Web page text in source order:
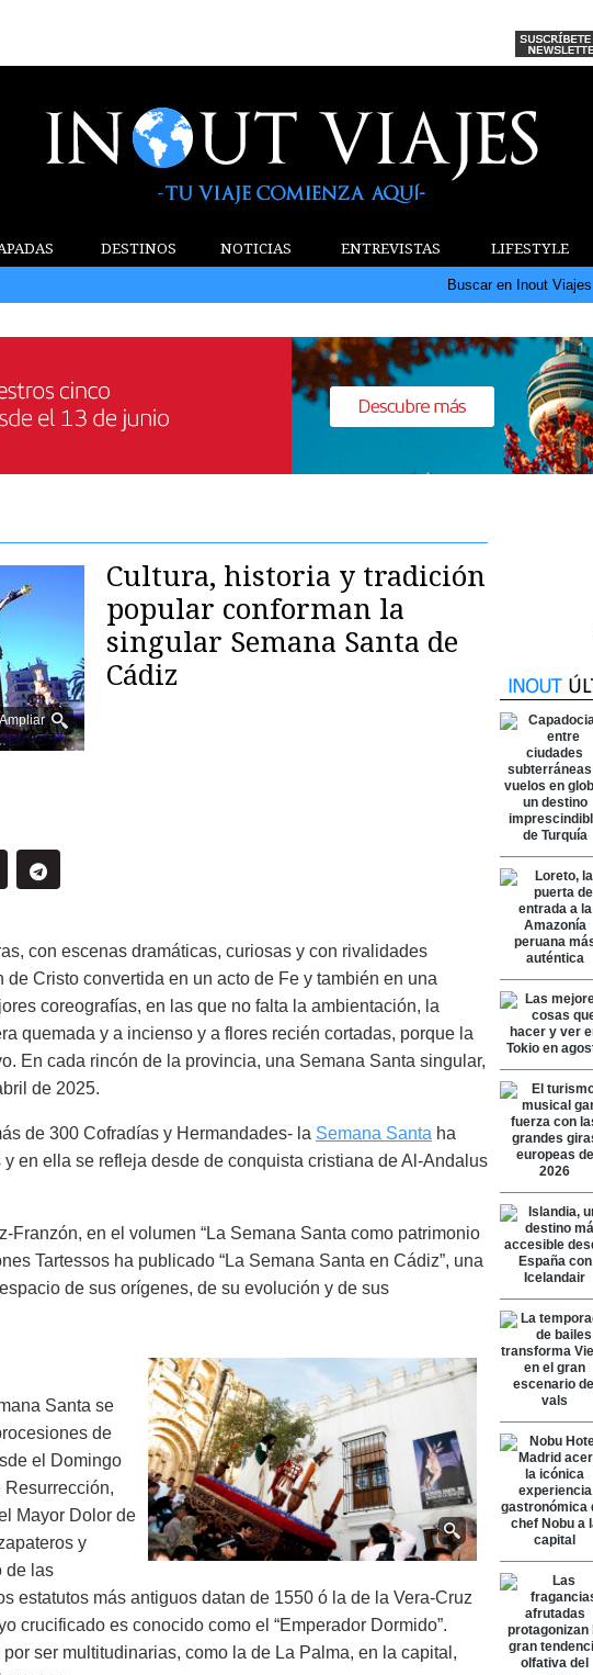
DESTINOS NOTICIAS ENTREVISTAS LIFESTYLE
Buscar en Inout Viajes
Ampliar
Cultura, historia y tradición
popular conforman la
singular Semana Santa de
Cádiz
con escenas dramáticas, curiosas y con rivalidades
Cristo convertida en un acto de Fe y también en una
coreografías, en las que no falta la ambientación, la
quemada y a incienso y a flores recién cortadas, porque la
En cada rincón de la provincia, una Semana Santa singular,
de 2025.
de 300 Cofradías y Hermandades- la Semana Santa ha
en ella se refleja desde de conquista cristiana de Al-Andalus
Franzón, en el volumen “La Semana Santa como patrimonio
Tartessos ha publicado “La Semana Santa en Cádiz”, una
de sus orígenes, de su evolución y de sus
Santa se
de
el Domingo
Mayor Dolor de
y
de las
estatutos más antiguos datan de 1550 ó la de la Vera-Cruz
crucificado es conocido como el “Emperador Dormido”.
ser multitudinarias, como la de La Palma, en la capital,